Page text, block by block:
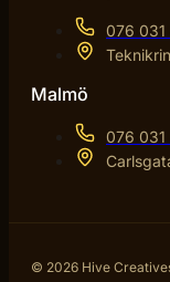
076
Malmö
076
© 2026 Hive